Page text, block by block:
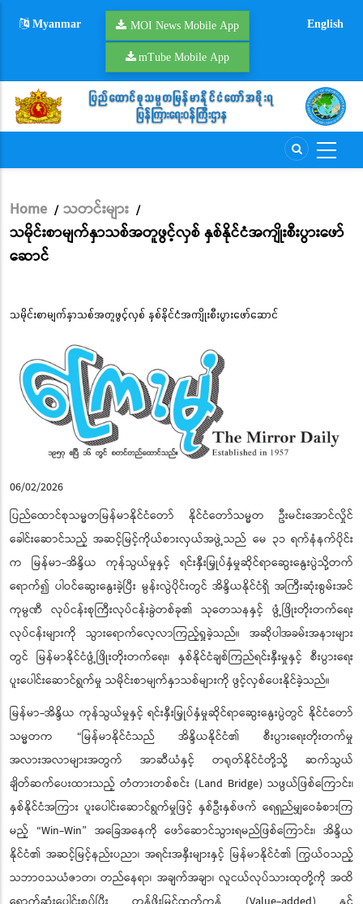
Myanmar MOI News Mobile App
mTube Mobile App
English
Breadcrumb
Home / သတင်းများ /
သမိုင်းစာမျက်နှာသစ်အတူဖွင့်လှစ် နှစ်နိုင်ငံအကျိုးစီးပွားဖော်
ဆောင်
သမိုင်းစာမျက်နှာသစ်အတူဖွင့်လှစ် နှစ်နိုင်ငံအကျိုးစီးပွားဖော်ဆောင်
06/02/2026
ပြည်ထောင်စုသမ္မတမြန်မာနိုင်ငံတော် နိုင်ငံတော်သမ္မတ ဦးမင်းအောင်လှိုင်
ခေါင်းဆောင်သည့် အဆင့်မြင့်ကိုယ်စားလှယ်အဖွဲ့သည် မေ ၃၁ ရက်နံနက်ပိုင်း
က မြန်မာ-အိန္ဒိယ ကုန်သွယ်မှုနှင့် ရင်းနှီးမြှုပ်နှံမှုဆိုင်ရာဆွေးနွေးပွဲသို့တက်
ရောက်၍ ပါဝင်ဆွေးနွေးခဲ့ပြီး မွန်းလွဲပိုင်းတွင် အိန္ဒိယနိုင်ငံရှိ အကြီးဆုံးစွမ်းအင်
ကုမ္ပဏီ လုပ်ငန်းစုကြီးလုပ်ငန်းခွဲတစ်ခု၏ သုတေသနနှင့် ဖွံ့ဖြိုးတိုးတက်ရေး
လုပ်ငန်းများကို သွားရောက်လေ့လာကြည့်ရှုခဲ့သည်။ အဆိုပါအခမ်းအနားများ
တွင် မြန်မာနိုင်ငံဖွံ့ဖြိုးတိုးတက်ရေး၊ နှစ်နိုင်ငံချစ်ကြည်ရင်းနှီးမှုနှင့် စီးပွားရေး
ပူးပေါင်းဆောင်ရွက်မှု သမိုင်းစာမျက်နှာသစ်များကို ဖွင့်လှစ်ပေးနိုင်ခဲ့သည်။
မြန်မာ-အိန္ဒိယ ကုန်သွယ်မှုနှင့် ရင်းနှီးမြှုပ်နှံမှုဆိုင်ရာဆွေးနွေးပွဲတွင် နိုင်ငံတော်
သမ္မတက “မြန်မာနိုင်ငံသည် အိန္ဒိယနိုင်ငံ၏ စီးပွားရေးတိုးတက်မှု
အလားအလာများအတွက် အာဆီယံနှင့် တရုတ်နိုင်ငံတို့သို့ ဆက်သွယ်
ချိတ်ဆက်ပေးထားသည့် တံတားတစ်စင်း (Land Bridge) သဖွယ်ဖြစ်ကြောင်း၊
နှစ်နိုင်ငံအကြား ပူးပေါင်းဆောင်ရွက်မှုဖြင့် နှစ်ဦးနှစ်ဖက် ရေရှည်မျှဝေခံစားကြ
မည့် “Win-Win” အခြေအနေကို ဖော်ဆောင်သွားရမည်ဖြစ်ကြောင်း၊ အိန္ဒိယ
နိုင်ငံ၏ အဆင့်မြင့်နည်းပညာ၊ အရင်းအနှီးများနှင့် မြန်မာနိုင်ငံ၏ ကြွယ်ဝသည့်
သဘာဝသယံဇာတ၊ တည်နေရာ၊ အချက်အချာ၊ လူငယ်လုပ်သားထုတို့ကို အထိ